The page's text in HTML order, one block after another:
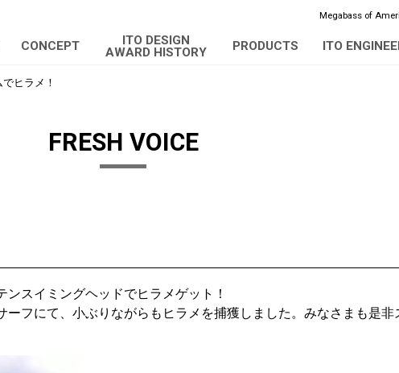
Megabass of
CONCEPT
ITO DESIGN
AWARD HISTORY
PRODUCTS ITO
ヒラメ！
FRESH VOICE
スイミングヘッドでヒラメゲット！
ーフにて、小ぶりながらもヒラメを捕獲しました。みなさまも是非